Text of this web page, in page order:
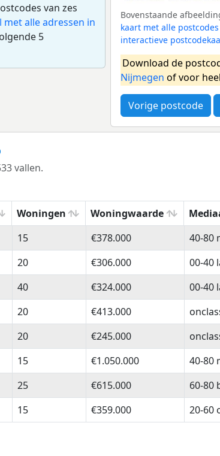
van zes
met alle adressen in
5
Bovenstaande
kaart met alle
interactieve
Download de
Nijmegen of voor heel
Vorige postcode
vallen.
Woningen Woningwaarde
Woningen Woningwaarde
15 €378.000 40-80
20 €306.000 00-40
40 €324.000 00-40
20 €413.000
20 €245.000
15 €1.050.000 40-80
25 €615.000 60-80
15 €359.000 20-60